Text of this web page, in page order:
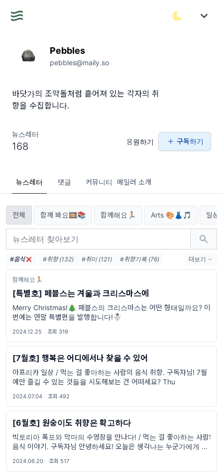
Pebbles
pebbles@maily.so
바닷가의 조약돌처럼 흩어져 있는 각자의 취
향을 수집합니다.
뉴스레터
168 응원하기 구독하기
뉴스레터 댓글 커뮤니티 메일러 소개
전체 함께 봐요🎞📚 함께해요🏃🏻 Arts 🎨👗🎵 일상
#음식 #취향 (132) #취미 (121)
#취향기록 (76)
#취향수집 (46)
#여행 (39)
#영화 (33)
#아프리카 (13)
#아이돌 (12)
#밴드 (12)
#콘서트 (10)
#패션 (10) #웹툰 (10)
더보기
함께해요🏃🏻
[특별호] 페블스는 겨울과 크리스마스에
Merry Christmas!🎄 페블스의 크리스마스는 어떤 형태일까요? 이
번에는 연말 특별편을 발행합니다!☃️
2024.12.25 · 조회 319
[7월호] 행복은 어디에서나 찾을 수 있어
아프리카 일상 / 먹는 걸 좋아하는 사람의 음식 취향. 구독자님! 7월
에만 즐길 수 있는 것들을 시도해보는 건 어떠세요? Thu
2024.07.04 · 조회 492
[6월호] 원숭이도 취향은 확고하다
빅토리아 폭포와 악마의 수영장을 만나다! / 먹는 걸 좋아하는 사람의
음식 이야기. 구독자님 안녕하세요! 오늘은 생각나는 누군가에게 안
2024.06.20 · 조회 517